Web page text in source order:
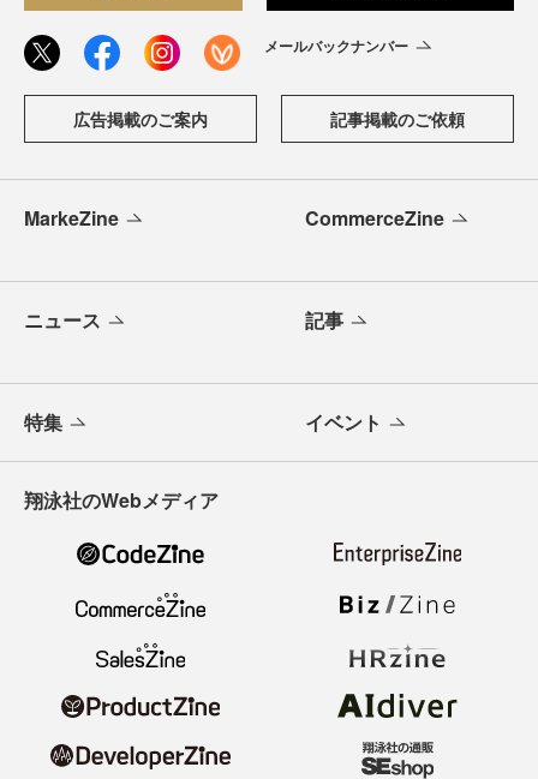
メールバックナンバー
広告掲載のご案内 記事掲載のご依頼
MarkeZine CommerceZine
ニュース 記事
特集 イベント
翔泳社のWebメディア